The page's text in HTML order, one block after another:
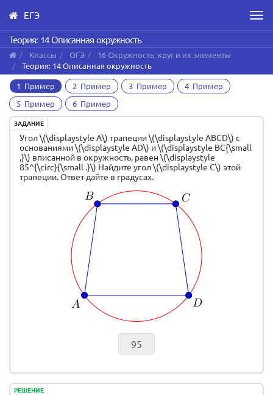
Skip
to
main
content
ЕГЭ
Теория: 14 Описанная окружность
Классы ОГЭ
16 Окружность, круг и их элементы
Теория: 14 Описанная окружность
1 Пример 2 Пример 3 Пример
4 Пример
5 Пример
6 Пример
ЗАДАНИЕ
Угол \(\displaystyle A\) трапеции \(\displaystyle ABCD\) с
основаниями \(\displaystyle AD\) и \(\displaystyle BC{\small
,}\) вписанной в окружность, равен \(\displaystyle
85^{\circ}{\small .}\) Найдите угол \(\displaystyle C\) этой
трапеции. Ответ дайте в градусах.
РЕШЕНИЕ